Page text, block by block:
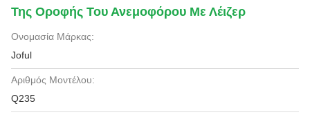
Της Οροφής Του Ανεμοφόρου Με Λέιζερ
Ονομασία Μάρκας:
Joful
Αριθμός Μοντέλου:
Q235